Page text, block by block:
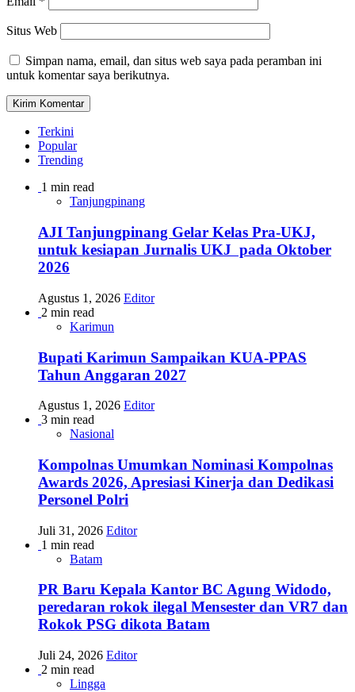
Situs Web
Simpan nama, email, dan situs web saya pada peramban ini
untuk komentar saya berikutnya.
Terkini
Popular
Trending
1 min read
Tanjungpinang
AJI Tanjungpinang Gelar Kelas Pra-UKJ,
untuk kesiapan Jurnalis UKJ pada Oktober
2026
Agustus 1, 2026 Editor
2 min read
Karimun
Bupati Karimun Sampaikan KUA-PPAS
Tahun Anggaran 2027
Agustus 1, 2026 Editor
3 min read
Nasional
Kompolnas Umumkan Nominasi Kompolnas
Awards 2026, Apresiasi Kinerja dan Dedikasi
Personel Polri
Juli 31, 2026 Editor
1 min read
Batam
PR Baru Kepala Kantor BC Agung Widodo,
peredaran rokok ilegal Mensester dan VR7 dan
Rokok PSG dikota Batam
Juli 24, 2026 Editor
2 min read
Lingga